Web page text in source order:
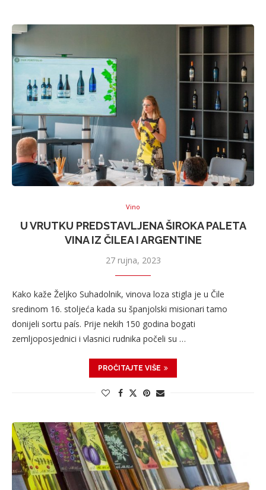
Vino
U VRUTKU PREDSTAVLJENA ŠIROKA PALETA
VINA IZ ČILEA I ARGENTINE
27 rujna, 2023
Kako kaže Željko Suhadolnik, vinova loza stigla je u Čile
sredinom 16. stoljeća kada su španjolski misionari tamo
donijeli sortu país. Prije nekih 150 godina bogati
zemljoposjednici i vlasnici rudnika počeli su …
PROČITAJTE VIŠE